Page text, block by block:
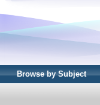
Browse by Subject